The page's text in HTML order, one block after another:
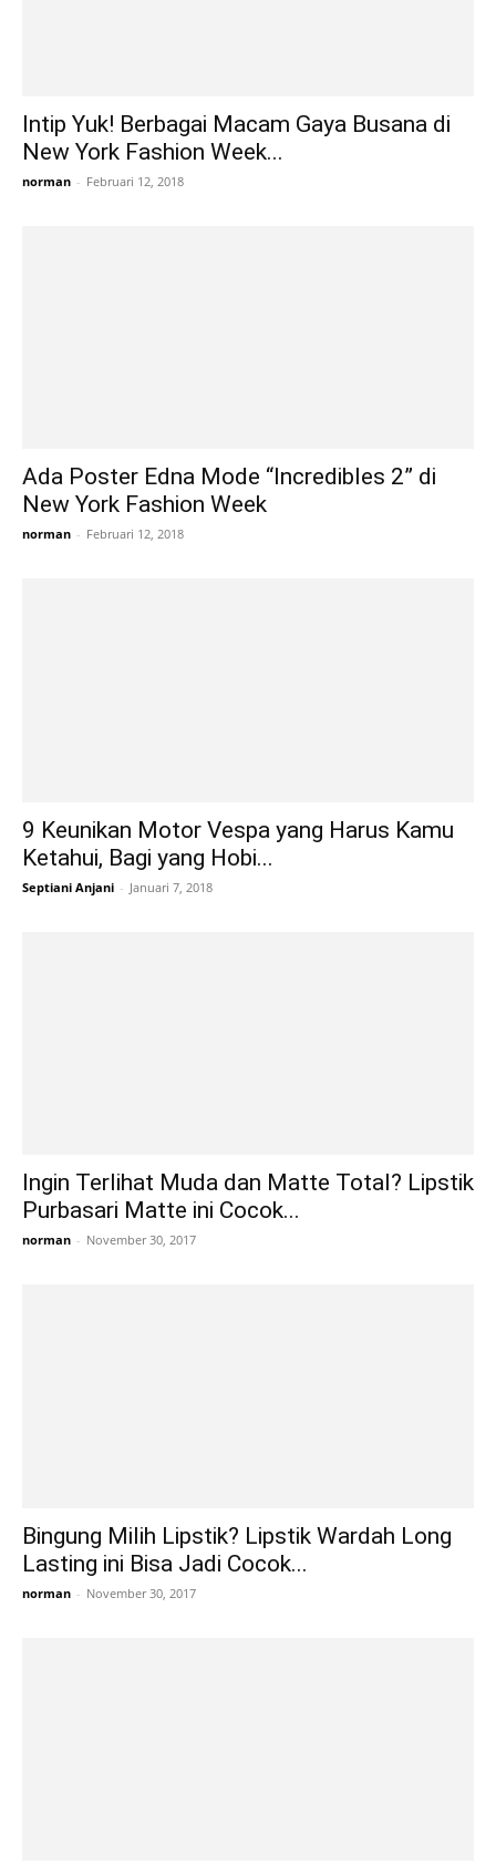
Intip Yuk! Berbagai Macam Gaya Busana di
New York Fashion Week...
norman - Februari 12, 2018
Ada Poster Edna Mode “Incredibles 2” di
New York Fashion Week
norman - Februari 12, 2018
9 Keunikan Motor Vespa yang Harus Kamu
Ketahui, Bagi yang Hobi...
Septiani Anjani - Januari 7, 2018
Ingin Terlihat Muda dan Matte Total? Lipstik
Purbasari Matte ini Cocok...
norman - November 30, 2017
Bingung Milih Lipstik? Lipstik Wardah Long
Lasting ini Bisa Jadi Cocok...
norman - November 30, 2017